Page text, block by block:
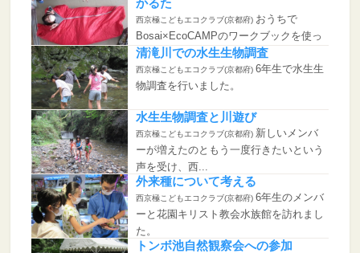
かるた
西京極こどもエコクラブ(京都府) おうちで
Bosai×EcoCAMPのワークブックを使っ
てチャ...
清滝川での水生生物調査
西京極こどもエコクラブ(京都府) 6年生で水生生
物調査を行いました。
水生生物調査と川遊び
西京極こどもエコクラブ(京都府) 新しいメンバ
ーが増えたのともう一度行きたいという
声を受け、西...
外来種について考える
西京極こどもエコクラブ(京都府) 6年生のメンバ
ーと花園キリスト教会水族館を訪れまし
た。
トンボ池自然観察会への参加